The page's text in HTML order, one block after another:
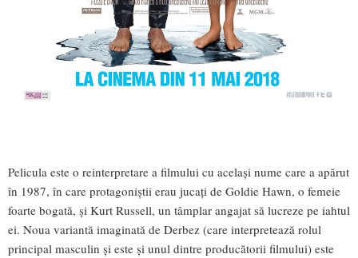
Pelicula este o reinterpretare a filmului cu același nume care a apărut
în 1987, în care protagoniștii erau jucați de Goldie Hawn, o femeie
foarte bogată, și Kurt Russell, un tâmplar angajat să lucreze pe iahtul
ei. Noua variantă imaginată de Derbez (care interpretează rolul
principal masculin și este și unul dintre producătorii filmului) este